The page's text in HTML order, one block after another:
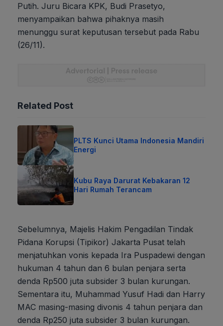
Putih. Juru Bicara KPK, Budi Prasetyo,
menyampaikan bahwa pihaknya masih
menunggu surat keputusan tersebut pada Rabu
(26/11).
Related Post
PLTS Kunci Utama Indonesia Mandiri
Energi
Kubu Raya Darurat Kebakaran 12
Hari Rumah Terancam
Sebelumnya, Majelis Hakim Pengadilan Tindak
Pidana Korupsi (Tipikor) Jakarta Pusat telah
menjatuhkan vonis kepada Ira Puspadewi dengan
hukuman 4 tahun dan 6 bulan penjara serta
denda Rp500 juta subsider 3 bulan kurungan.
Sementara itu, Muhammad Yusuf Hadi dan Harry
MAC masing-masing divonis 4 tahun penjara dan
denda Rp250 juta subsider 3 bulan kurungan.